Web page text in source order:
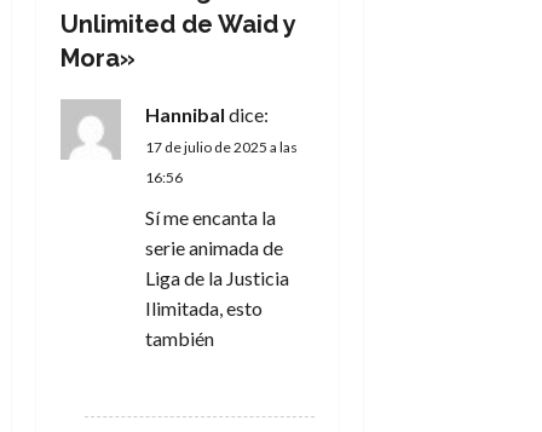
d
e
e
Unlimited de Waid y
Mora»
Hannibal dice:
17 de julio de 2025 a las
16:56
Sí me encanta la
serie animada de
Liga de la Justicia
Ilimitada, esto
también